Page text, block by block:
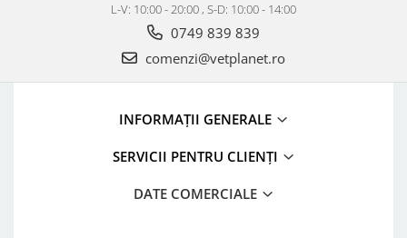
L-V: 10:00 - 20:00 , S-D: 10:00 - 14:00
0749 839 839
comenzi@vetplanet.ro
INFORMAȚII GENERALE
SERVICII PENTRU CLIENȚI
DATE COMERCIALE